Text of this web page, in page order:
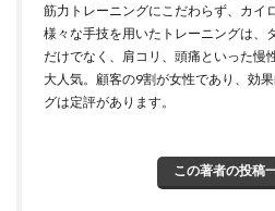
筋力トレーニングにこだわらず、カイ
様々な手技を用いたトレーニングは、
だけでなく、肩コリ、頭痛といった慢
大人気。顧客の9割が女性であり、効
グは定評があります。
この著者の投稿